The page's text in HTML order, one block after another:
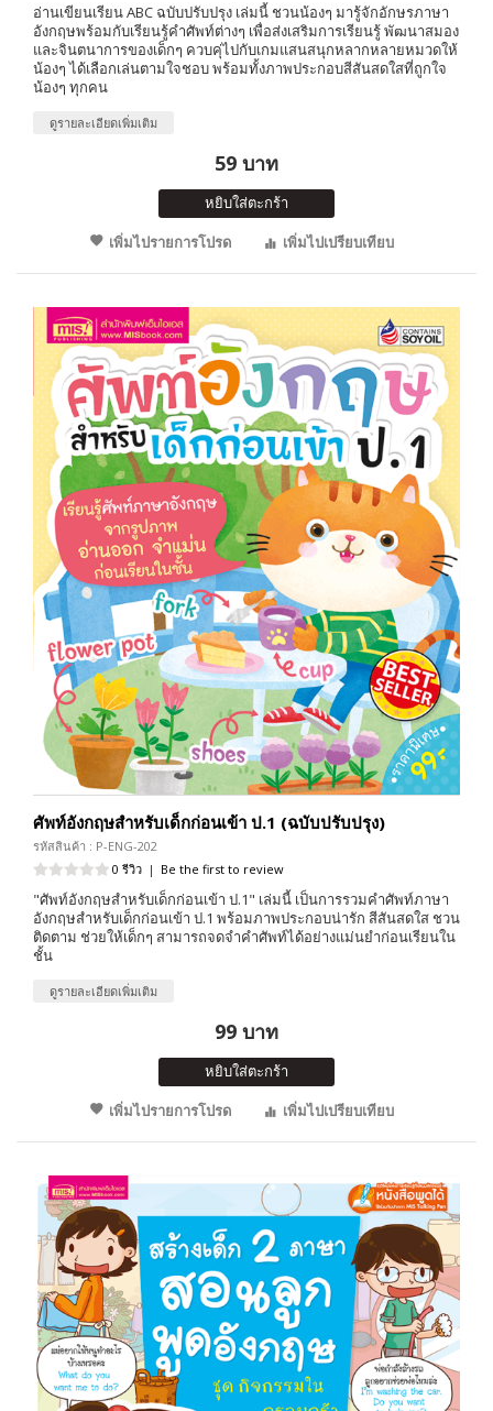
อ่านเขียนเรียน ABC ฉบับปรับปรุง เล่มนี้ ชวนน้องๆ มารู้จักอักษรภาษา
อังกฤษพร้อมกับเรียนรู้คำศัพท์ต่างๆ เพื่อส่งเสริมการเรียนรู้ พัฒนาสมอง
และจินตนาการของเด็กๆ ควบคุ่ไปกับเกมแสนสนุกหลากหลายหมวดให้
น้องๆ ได้เลือกเล่นตามใจชอบ พร้อมทั้งภาพประกอบสีสันสดใสที่ถูกใจ
น้องๆ ทุกคน
ดูรายละเอียดเพิ่มเติม
59 บาท
หยิบใส่ตะกร้า
เพิ่มไปรายการโปรด
เพิ่มไปเปรียบเทียบ
ศัพท์อังกฤษสำหรับเด็กก่อนเข้า ป.1 (ฉบับปรับปรุง)
รหัสสินค้า : P-ENG-202
0 รีวิว | Be the first to review
"ศัพท์อังกฤษสำหรับเด็กก่อนเข้า ป.1" เล่มนี้ เป็นการรวมคำศัพท์ภาษา
อังกฤษสำหรับเด็กก่อนเข้า ป.1 พร้อมภาพประกอบน่ารัก สีสันสดใส ชวน
ติดตาม ช่วยให้เด็กๆ สามารถจดจำคำศัพท์ได้อย่างแม่นยำก่อนเรียนใน
ชั้น
ดูรายละเอียดเพิ่มเติม
99 บาท
หยิบใส่ตะกร้า
เพิ่มไปรายการโปรด
เพิ่มไปเปรียบเทียบ